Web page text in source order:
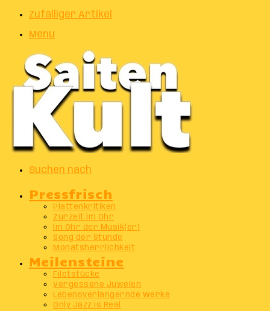
Zufälliger Artikel
Menu
Suchen nach
Pressfrisch
Plattenkritiken
Zurzeit im Ohr
Im Ohr der Musik(er)
Song der Stunde
Monatsherrlichkeit
Meilensteine
Filetstücke
Vergessene Juwelen
Lebensverlängernde Werke
Only Jazz Is Real